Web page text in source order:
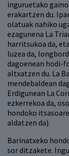
inguruetako
erakartzen du.
olatuak nahiko
ezagunena La
harritsukoa da,
luzea da,
dagoenean hodi-
altxatzen du. La
mendebaldean
Erdigunean La
ezkerrekoa da,
hondoko
aldatzen da).
Barinatxeko
sor ditzakete.